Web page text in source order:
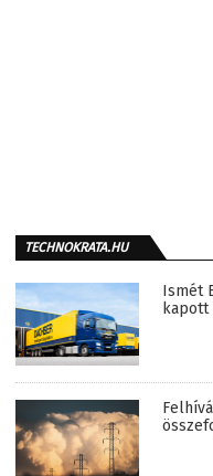
TECHNOKRATA.HU
Ismét
kapott